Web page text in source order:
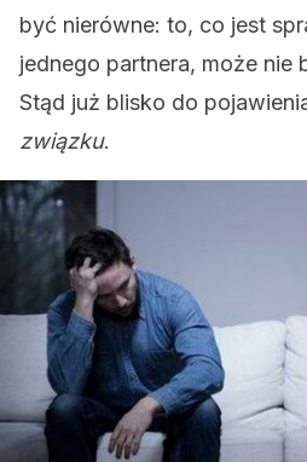
być nierówne: to, co jest
jednego partnera, może nie
Stąd już blisko do
związku.